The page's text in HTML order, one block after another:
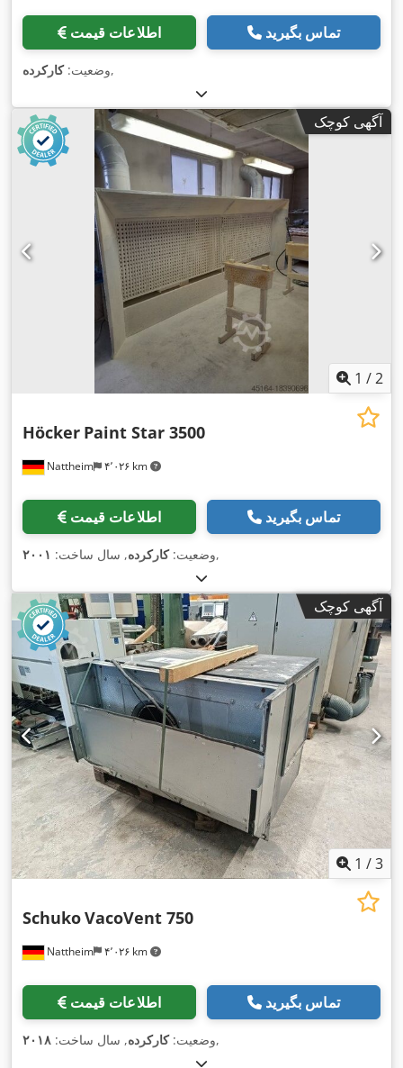
اطلاعات قیمت تماس بگیرید
وضعیت:کارکرده ,
آگهی کوچک
1 /2
Nattheim ۴٬۰۲۶ km
Höcker Paint Star 3500
اطلاعات قیمت تماس بگیرید
وضعیت:کارکرده, سال ساخت: ۲۰۰۱ ,
آگهی کوچک
1 /3
Nattheim ۴٬۰۲۶ km
SchukoVacoVent 750
اطلاعات قیمت تماس بگیرید
وضعیت:کارکرده, سال ساخت: ۲۰۱۸ ,